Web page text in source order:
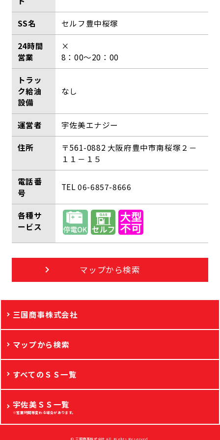
SS名 セルフ豊中桜塚
24時間
営業
×
8：00～20：00
トラッ
ク給油
設備
なし
運営者 宇佐美エナジー
住所
〒561-0882 大阪府豊中市南桜塚２－
１１－１５
電話番
号
TEL 06-6857-8666
各種サ
ービス
マップから検索
三国商事株式会社
マップから検索
すべてのＳＳ一覧
宇佐美ＳＳ一覧
※営業時間等変わる場合があります。
© 三国商事株式会社 All Rights Reserved.